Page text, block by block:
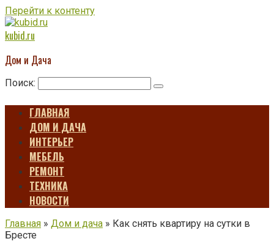
Перейти к контенту
kubid.ru
Дом и Дача
Поиск:
ГЛАВНАЯ
ДОМ И ДАЧА
ИНТЕРЬЕР
МЕБЕЛЬ
РЕМОНТ
ТЕХНИКА
НОВОСТИ
Главная » Дом и дача » Как снять квартиру на сутки в
Бресте